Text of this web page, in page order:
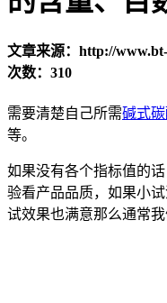
文章来源：http://
次数：310
需要清楚自己所需碱式
等。
如果没有各个指标值的
验看产品品质，如果小
试效果也满意那么通常